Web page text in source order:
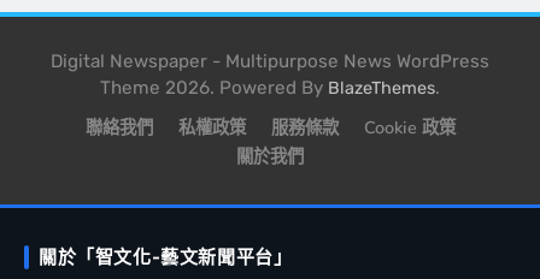
Digital Newspaper - Multipurpose News WordPress
Theme 2026. Powered By BlazeThemes.
聯絡我們 私權政策 服務條款
Cookie 政策
關於我們
關於「智文化-藝文新聞平台」